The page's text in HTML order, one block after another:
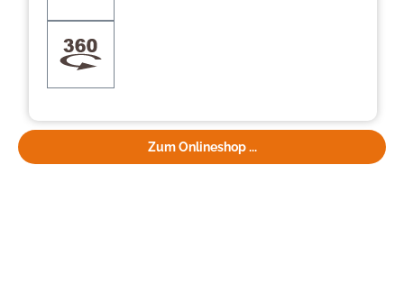
Zum Onlineshop ...